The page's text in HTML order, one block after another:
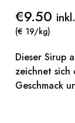
€9.50
(€ 19/kg)
Dieser Sirup
zeichnet sich
Geschmack